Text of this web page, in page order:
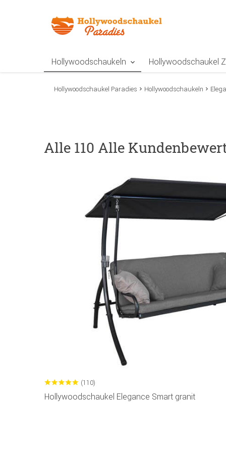
Hollywoodschaukeln Hollywoodschaukel
Hollywoodschaukel Paradies Hollywoodschaukeln
Alle 110 Alle
(110)
Hollywoodschaukel Elegance Smart granit